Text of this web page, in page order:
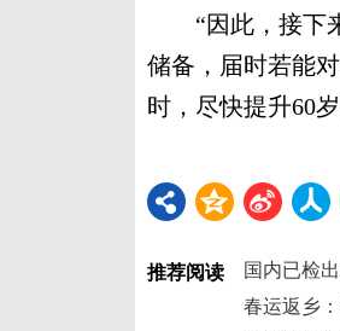
“因此，接下来
储备，届时若能
时，尽快提升60
推荐阅读
国内已检
春运返乡